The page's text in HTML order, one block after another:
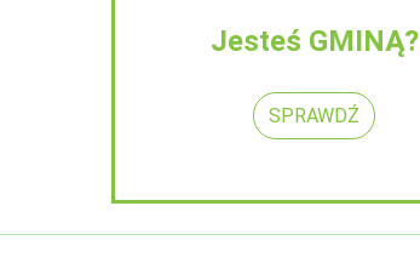
Jesteś GMINĄ?
SPRAWDŹ